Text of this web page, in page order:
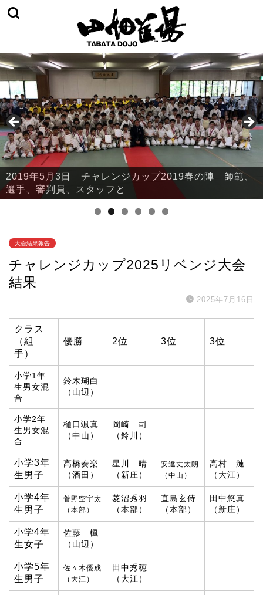
2019年5月3日 チャレンジカップ2019春の陣 師範、
選手、審判員、スタッフと
2019年5月3日 チャレンジカップ2019春の陣 本部・
鈴川
大会結果報告
チャレンジカップ2025リベンジ大会
結果
2025年7月16日
クラス
（組
手）
優勝 2位 3位 3位
小学1年
生男女混
合
鈴木瑚白
（山辺）
小学2年
生男女混
合
樋口颯真
（中山）
岡崎 司
（鈴川）
小学3年
生男子
髙橋奏楽
（酒田）
星川 晴
（新庄）
安達丈太朗
（中山）
高村 漣
（大江）
小学4年
生男子
菅野空宇太
（本部）
菱沼秀羽
（本部）
直島玄侍
（本部）
田中悠真
（新庄）
小学4年
生女子
佐藤 楓
（山辺）
小学5年
生男子
佐々木優成
（大江）
田中秀穂
（大江）